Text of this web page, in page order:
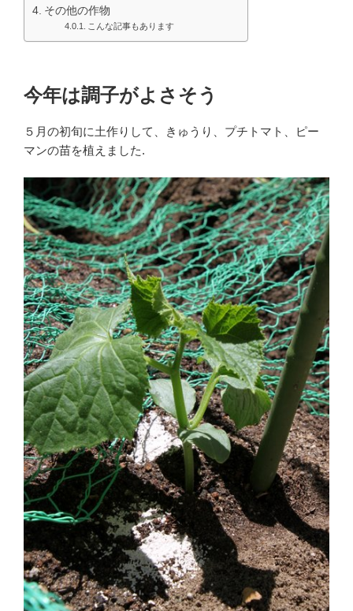
その他の作物
こんな記事もあります
今年は調子がよさそう
５月の初旬に土作りして、きゅうり、プチトマト、ピー
マンの苗を植えました.